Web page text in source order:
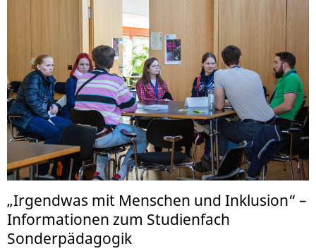
„Irgendwas mit Menschen und Inklusion“ –
Informationen zum Studienfach
Sonderpädagogik